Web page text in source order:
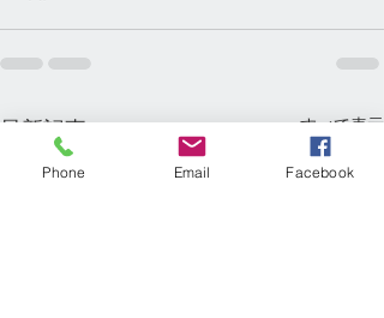
最新記事 すべて表示
Phone Email Facebook